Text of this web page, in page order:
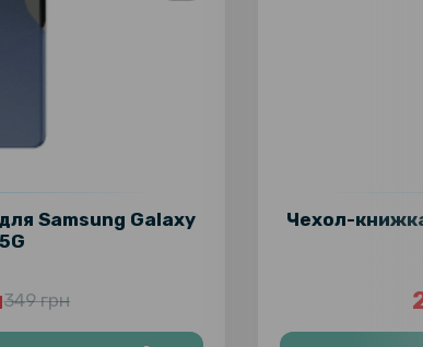
Samsung Galaxy
349 грн
Чехол-